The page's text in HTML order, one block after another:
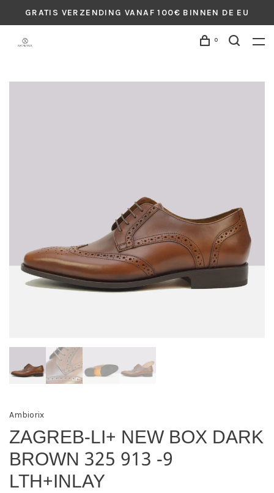
GRATIS VERZENDING VANAF 100€ BINNEN DE EU
0
Ambiorix
ZAGREB-LI+ NEW BOX DARK
BROWN 325 913 -9
LTH+INLAY